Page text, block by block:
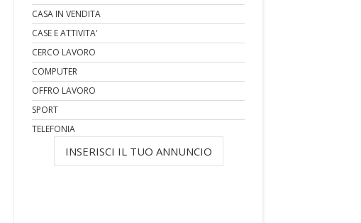
CASA IN VENDITA
CASE E ATTIVITA'
CERCO LAVORO
COMPUTER
OFFRO LAVORO
SPORT
TELEFONIA
INSERISCI IL TUO ANNUNCIO